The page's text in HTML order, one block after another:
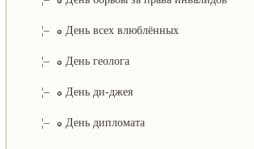
¦– День всех влюблённых
¦– День геолога
¦– День ди-джея
¦– День дипломата